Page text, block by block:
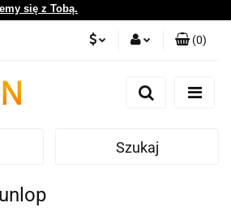
się z Tobą.
Zaloguj się
Zgody cookies
(0)
Szukaj